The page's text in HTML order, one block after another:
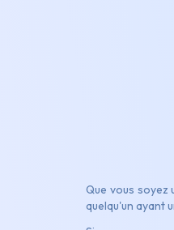
Que vous soyez
quelqu'un ayant